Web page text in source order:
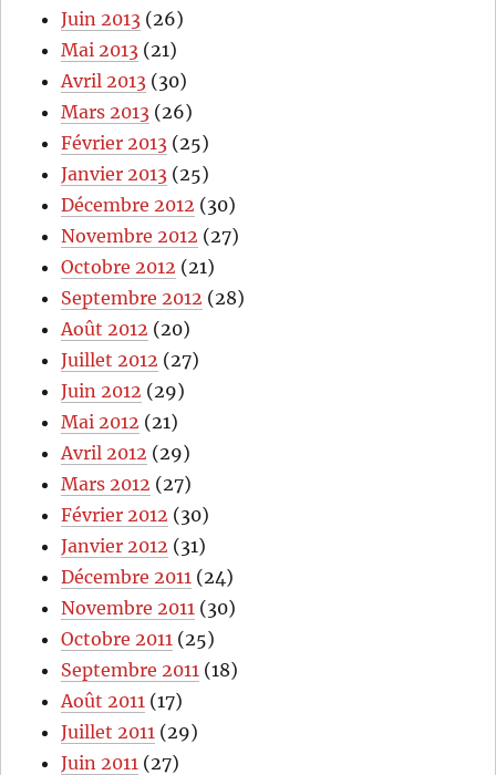
Juin 2013 (26)
Mai 2013 (21)
Avril 2013 (30)
Mars 2013 (26)
Février 2013 (25)
Janvier 2013 (25)
Décembre 2012 (30)
Novembre 2012 (27)
Octobre 2012 (21)
Septembre 2012 (28)
Août 2012 (20)
Juillet 2012 (27)
Juin 2012 (29)
Mai 2012 (21)
Avril 2012 (29)
Mars 2012 (27)
Février 2012 (30)
Janvier 2012 (31)
Décembre 2011 (24)
Novembre 2011 (30)
Octobre 2011 (25)
Septembre 2011 (18)
Août 2011 (17)
Juillet 2011 (29)
Juin 2011 (27)